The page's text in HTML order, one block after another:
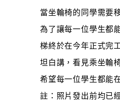
當坐輪椅的同學需要
為了讓每一位學生都
梯終於在今年正式完
坦白講，看見乘坐輪
希望每一位學生都能
註：照片發出前均已